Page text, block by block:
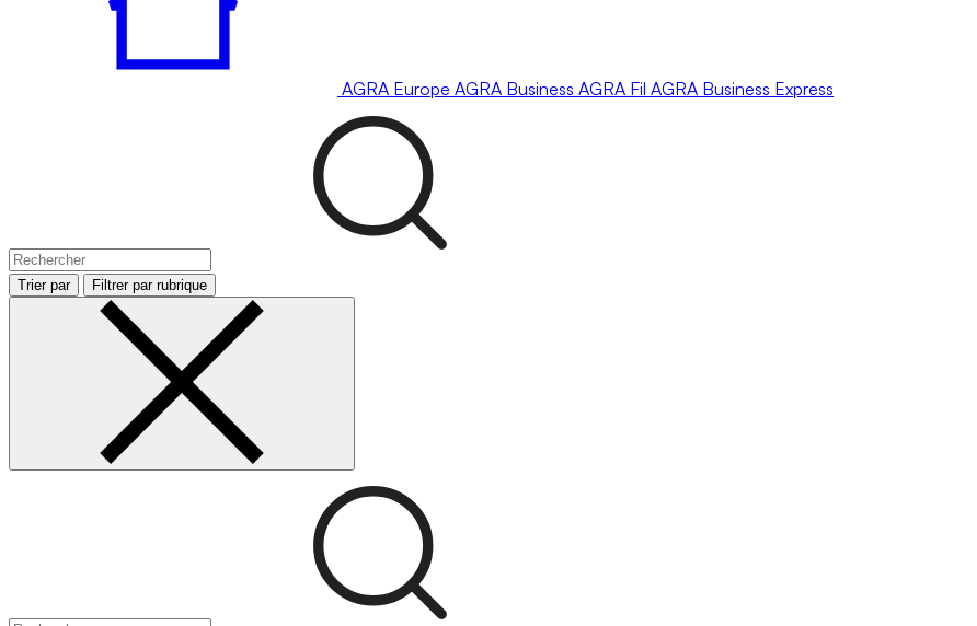
AGRA Europe AGRA Business AGRA Fil AGRA Business Express
Trier par Filtrer par rubrique